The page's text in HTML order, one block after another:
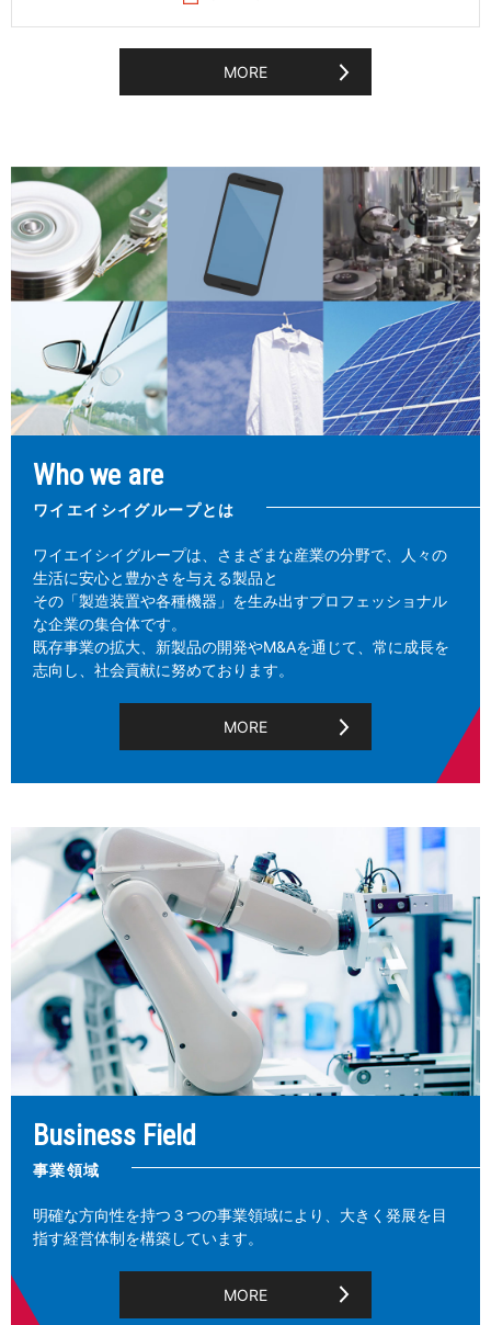
MORE
Who we are
ワイエイシイグループとは
ワイエイシイグループは、さまざまな産業の分野で、人々の
生活に安心と豊かさを与える製品と
その「製造装置や各種機器」を生み出すプロフェッショナル
な企業の集合体です。
既存事業の拡大、新製品の開発やM&Aを通じて、常に成長を
志向し、社会貢献に努めております。
MORE
Business Field
事業領域
明確な方向性を持つ３つの事業領域により、大きく発展を目
指す経営体制を構築しています。
MORE